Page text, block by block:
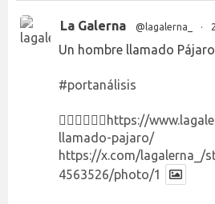
La Galerna @lagalerna_ ·
Un hombre llamado Pájaro.
#portanálisis
👉🏻👉🏻👉🏻 https://
llamado-pajaro/
https://x.com/lagalerna_/
4563526/photo/1